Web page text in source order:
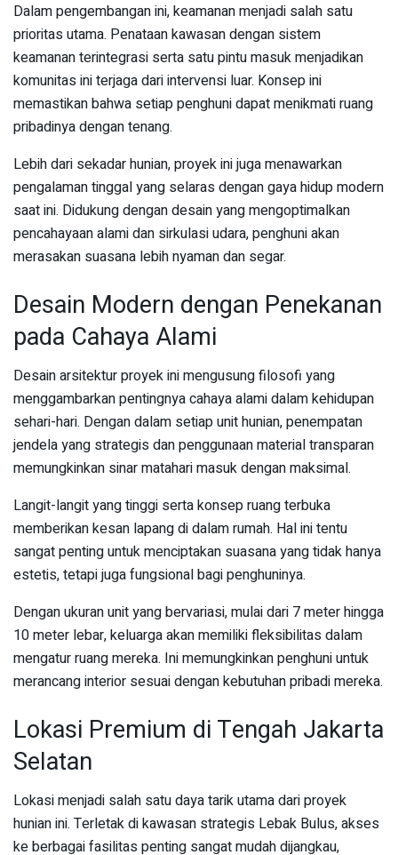
Dalam pengembangan ini, keamanan menjadi salah satu
prioritas utama. Penataan kawasan dengan sistem
keamanan terintegrasi serta satu pintu masuk menjadikan
komunitas ini terjaga dari intervensi luar. Konsep ini
memastikan bahwa setiap penghuni dapat menikmati ruang
pribadinya dengan tenang.
Lebih dari sekadar hunian, proyek ini juga menawarkan
pengalaman tinggal yang selaras dengan gaya hidup modern
saat ini. Didukung dengan desain yang mengoptimalkan
pencahayaan alami dan sirkulasi udara, penghuni akan
merasakan suasana lebih nyaman dan segar.
Desain Modern dengan Penekanan
pada Cahaya Alami
Desain arsitektur proyek ini mengusung filosofi yang
menggambarkan pentingnya cahaya alami dalam kehidupan
sehari-hari. Dengan dalam setiap unit hunian, penempatan
jendela yang strategis dan penggunaan material transparan
memungkinkan sinar matahari masuk dengan maksimal.
Langit-langit yang tinggi serta konsep ruang terbuka
memberikan kesan lapang di dalam rumah. Hal ini tentu
sangat penting untuk menciptakan suasana yang tidak hanya
estetis, tetapi juga fungsional bagi penghuninya.
Dengan ukuran unit yang bervariasi, mulai dari 7 meter hingga
10 meter lebar, keluarga akan memiliki fleksibilitas dalam
mengatur ruang mereka. Ini memungkinkan penghuni untuk
merancang interior sesuai dengan kebutuhan pribadi mereka.
Lokasi Premium di Tengah Jakarta
Selatan
Lokasi menjadi salah satu daya tarik utama dari proyek
hunian ini. Terletak di kawasan strategis Lebak Bulus, akses
ke berbagai fasilitas penting sangat mudah dijangkau,